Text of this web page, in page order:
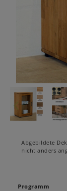
Abgebildete
nicht anders
Programm